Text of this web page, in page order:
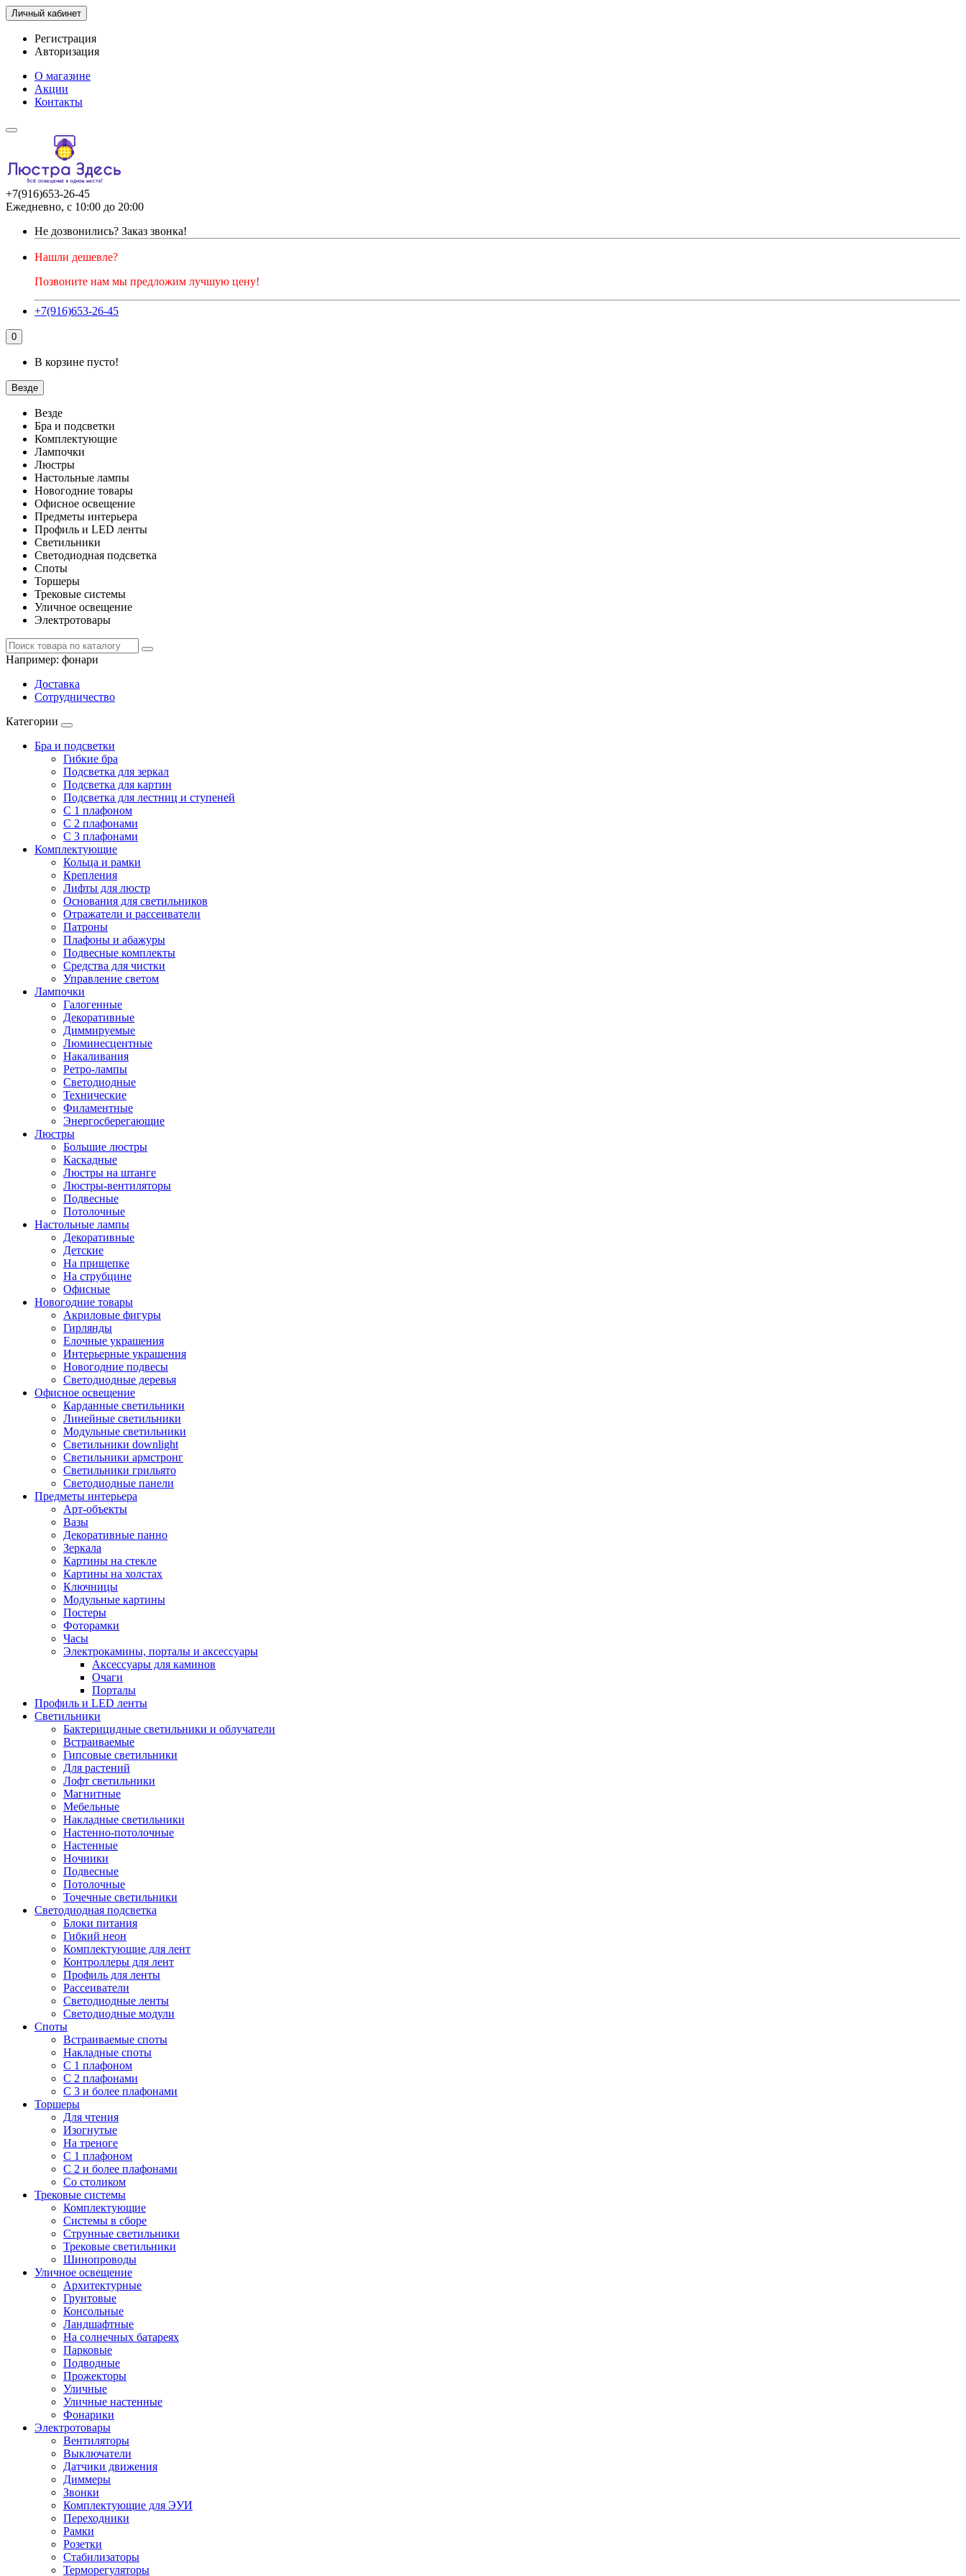
Личный кабинет
Регистрация
Авторизация
О магазине
Акции
Контакты
+7(916)653-26-45
Ежедневно, с 10:00 до 20:00
Не дозвонились? Заказ звонка!
Нашли дешевле?
Позвоните нам мы предложим лучшую цену!
+7(916)653-26-45
0
В корзине пусто!
Везде
Везде
Бра и подсветки
Комплектующие
Лампочки
Люстры
Настольные лампы
Новогодние товары
Офисное освещение
Предметы интерьера
Профиль и LED ленты
Светильники
Светодиодная подсветка
Споты
Торшеры
Трековые системы
Уличное освещение
Электротовары
Например: фонари
Доставка
Сотрудничество
Категории
Бра и подсветки
Гибкие бра
Подсветка для зеркал
Подсветка для картин
Подсветка для лестниц и ступеней
С 1 плафоном
С 2 плафонами
С 3 плафонами
Комплектующие
Кольца и рамки
Крепления
Лифты для люстр
Основания для светильников
Отражатели и рассеиватели
Патроны
Плафоны и абажуры
Подвесные комплекты
Средства для чистки
Управление светом
Лампочки
Галогенные
Декоративные
Диммируемые
Люминесцентные
Накаливания
Ретро-лампы
Светодиодные
Технические
Филаментные
Энергосберегающие
Люстры
Большие люстры
Каскадные
Люстры на штанге
Люстры-вентиляторы
Подвесные
Потолочные
Настольные лампы
Декоративные
Детские
На прищепке
На струбцине
Офисные
Новогодние товары
Акриловые фигуры
Гирлянды
Елочные украшения
Интерьерные украшения
Новогодние подвесы
Светодиодные деревья
Офисное освещение
Карданные светильники
Линейные светильники
Модульные светильники
Светильники downlight
Светильники армстронг
Светильники грильято
Светодиодные панели
Предметы интерьера
Арт-объекты
Вазы
Декоративные панно
Зеркала
Картины на стекле
Картины на холстах
Ключницы
Модульные картины
Постеры
Фоторамки
Часы
Электрокамины, порталы и аксессуары
Аксессуары для каминов
Очаги
Порталы
Профиль и LED ленты
Светильники
Бактерицидные светильники и облучатели
Встраиваемые
Гипсовые светильники
Для растений
Лофт светильники
Магнитные
Мебельные
Накладные светильники
Настенно-потолочные
Настенные
Ночники
Подвесные
Потолочные
Точечные светильники
Светодиодная подсветка
Блоки питания
Гибкий неон
Комплектующие для лент
Контроллеры для лент
Профиль для ленты
Рассеиватели
Светодиодные ленты
Светодиодные модули
Споты
Встраиваемые споты
Накладные споты
С 1 плафоном
С 2 плафонами
С 3 и более плафонами
Торшеры
Для чтения
Изогнутые
На треноге
С 1 плафоном
С 2 и более плафонами
Со столиком
Трековые системы
Комплектующие
Системы в сборе
Струнные светильники
Трековые светильники
Шинопроводы
Уличное освещение
Архитектурные
Грунтовые
Консольные
Ландшафтные
На солнечных батареях
Парковые
Подводные
Прожекторы
Уличные
Уличные настенные
Фонарики
Электротовары
Вентиляторы
Выключатели
Датчики движения
Диммеры
Звонки
Комплектующие для ЭУИ
Переходники
Рамки
Розетки
Стабилизаторы
Терморегуляторы